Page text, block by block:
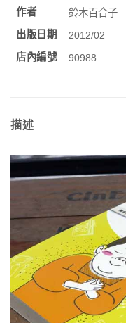
作者
鈴木百合子
出版日期
2012/02
店內編號
90988
描述